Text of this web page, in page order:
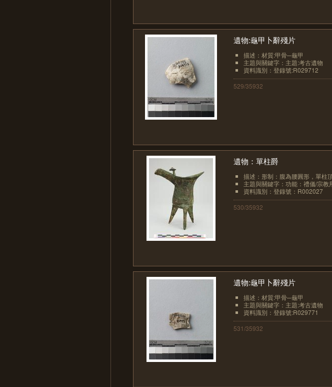
遺物:龜甲卜辭殘片
描述：材質:甲骨─龜甲
主題與關鍵字：主題:考古遺物
資料識別：登錄號:R029712
529/35932
遺物：單柱爵
描述：形制：腹為腰圓形，單柱
主題與關鍵字：功能：禮儀/宗教
資料識別：登錄號：R002027
530/35932
遺物:龜甲卜辭殘片
描述：材質:甲骨─龜甲
主題與關鍵字：主題:考古遺物
資料識別：登錄號:R029771
531/35932